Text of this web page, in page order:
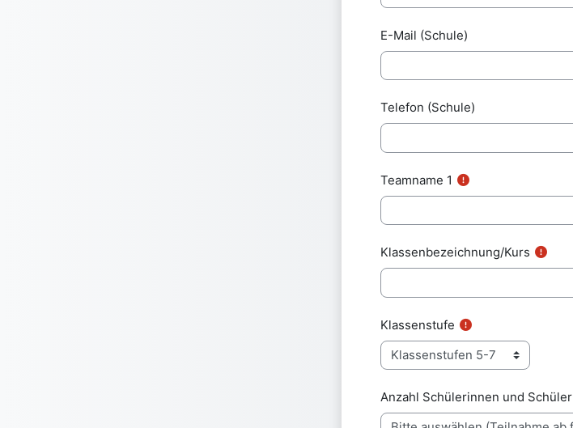
E-Mail (Schule)
Telefon (Schule)
Teamname 1
Klassenbezeichnung/Kurs
Klassenstufe
Anzahl Schülerinnen und Schüler